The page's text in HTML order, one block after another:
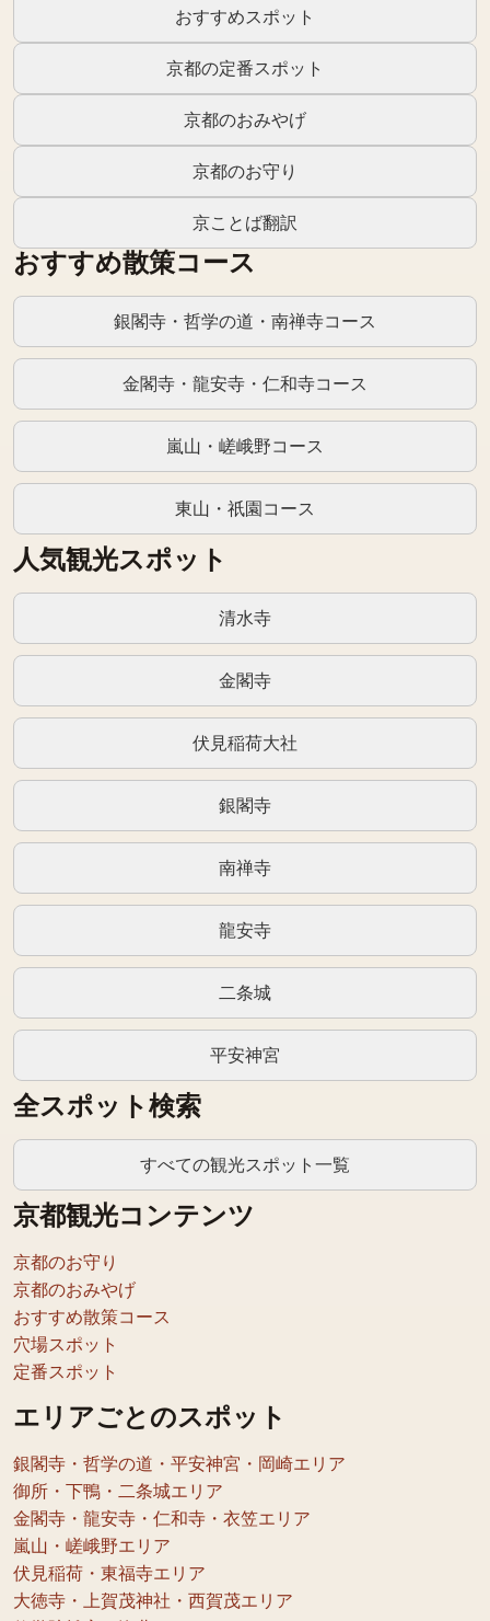
おすすめスポット
京都の定番スポット
京都のおみやげ
京都のお守り
京ことば翻訳
おすすめ散策コース
銀閣寺・哲学の道・南禅寺コース
金閣寺・龍安寺・仁和寺コース
嵐山・嵯峨野コース
東山・祇園コース
人気観光スポット
清水寺
金閣寺
伏見稲荷大社
銀閣寺
南禅寺
龍安寺
二条城
平安神宮
全スポット検索
すべての観光スポット一覧
京都観光コンテンツ
京都のお守り
京都のおみやげ
おすすめ散策コース
穴場スポット
定番スポット
エリアごとのスポット
銀閣寺・哲学の道・平安神宮・岡崎エリア
御所・下鴨・二条城エリア
金閣寺・龍安寺・仁和寺・衣笠エリア
嵐山・嵯峨野エリア
伏見稲荷・東福寺エリア
大徳寺・上賀茂神社・西賀茂エリア